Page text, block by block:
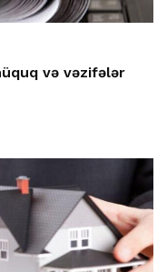
və vəzifələr